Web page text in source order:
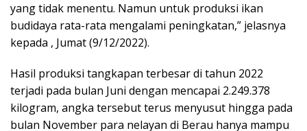
yang tidak menentu. Namun untuk produksi ikan
budidaya rata-rata mengalami peningkatan,” jelasnya
kepada , Jumat (9/12/2022).
Hasil produksi tangkapan terbesar di tahun 2022
terjadi pada bulan Juni dengan mencapai 2.249.378
kilogram, angka tersebut terus menyusut hingga pada
bulan November para nelayan di Berau hanya mampu